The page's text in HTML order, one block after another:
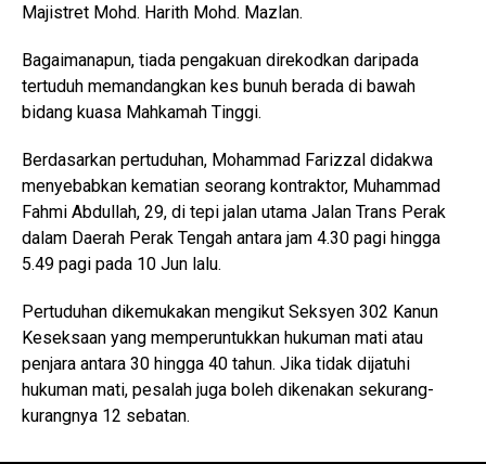
Majistret Mohd. Harith Mohd. Mazlan.
Bagaimanapun, tiada pengakuan direkodkan daripada
tertuduh memandangkan kes bunuh berada di bawah
bidang kuasa Mahkamah Tinggi.
Berdasarkan pertuduhan, Mohammad Farizzal didakwa
menyebabkan kematian seorang kontraktor, Muhammad
Fahmi Abdullah, 29, di tepi jalan utama Jalan Trans Perak
dalam Daerah Perak Tengah antara jam 4.30 pagi hingga
5.49 pagi pada 10 Jun lalu.
Pertuduhan dikemukakan mengikut Seksyen 302 Kanun
Keseksaan yang memperuntukkan hukuman mati atau
penjara antara 30 hingga 40 tahun. Jika tidak dijatuhi
hukuman mati, pesalah juga boleh dikenakan sekurang-
kurangnya 12 sebatan.